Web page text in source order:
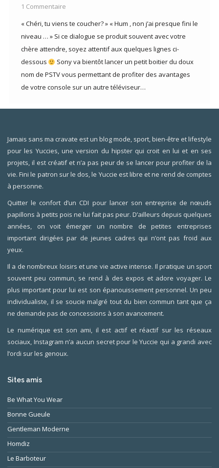
1 Commentaire
« Chéri, tu viens te coucher? » « Hum , non j’ai presque fini le
niveau … » Si ce dialogue se produit souvent avec votre
chère attendre, soyez attentif aux quelques lignes ci-
dessous
Sony va bientôt lancer un petit boitier du doux
nom de PSTV vous permettant de profiter des avantages
de votre console sur un autre téléviseur…
Jamais sans ma cravate est un blog mode, sport, bien-être et lifestyle
pour les Yuccies, une version du hipster qui croit en lui et en ses
projets, il est créatif et n’a pas peur de se lancer pour profiter de la
vie. Fini le patron sur le dos, le Yuccie est libre et ne rend de comptes
à personne.
Quitter le confort d’un CDI pour lancer son entreprise de nœuds
papillons à petits pois ne lui fait pas peur. D’ailleurs depuis quelques
années, on voit émerger un nombre de petites entreprises
important dirigées par de jeunes cadres qui n’ont pas froid aux
yeux.
Il a de nombreux loisirs et une vie active intense. Il pratique un sport
souvent peu commun, se rend à des expos et adore voyager. Le
plus important pour lui est son épanouissement personnel. Un peu
individualiste, il se soucie malgré tout du bien commun tant que ça
ne demande pas de concessions à son avancement.
Le numérique est son ami, il est actif et réactif sur les réseaux
sociaux, Instagram n’a aucun secret pour le Yuccie qui a grandi avec
l’ordi sur les genoux.
Sites amis
Be What You Wear
Bonne Gueule
Gentleman Moderne
Homdiz
Le Barboteur